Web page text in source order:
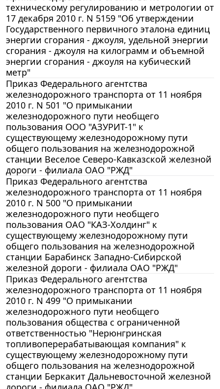
техническому регулированию и метрологии от
17 декабря 2010 г. N 5159 "Об утверждении
Государственного первичного эталона единиц
энергии сгорания - джоуля, удельной энергии
сгорания - джоуля на килограмм и объемной
энергии сгорания - джоуля на кубический
метр"
Приказ Федерального агентства
железнодорожного транспорта от 11 ноября
2010 г. N 501 "О примыкании
железнодорожного пути необщего
пользования ООО "АЗУРИТ-1" к
существующему железнодорожному пути
общего пользования на железнодорожной
станции Веселое Северо-Кавказской железной
дороги - филиала ОАО "РЖД"
Приказ Федерального агентства
железнодорожного транспорта от 11 ноября
2010 г. N 500 "О примыкании
железнодорожного пути необщего
пользования ОАО "КАЗ-Холдинг" к
существующему железнодорожному пути
общего пользования на железнодорожной
станции Барабинск Западно-Сибирской
железной дороги - филиала ОАО "РЖД"
Приказ Федерального агентства
железнодорожного транспорта от 11 ноября
2010 г. N 499 "О примыкании
железнодорожного пути необщего
пользования общества с ограниченной
ответственностью "Нерюнгринская
топливоперерабатывающая компания" к
существующему железнодорожному пути
общего пользования на железнодорожной
станции Беркакит Дальневосточной железной